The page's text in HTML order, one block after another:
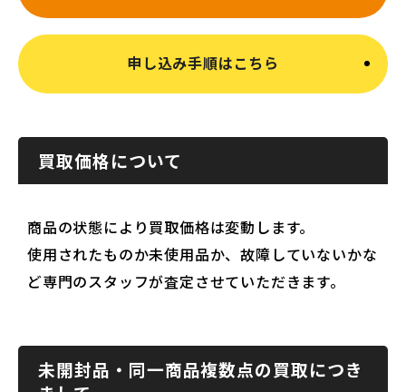
申し込み手順はこちら
買取価格について
商品の状態により買取価格は変動します。
使用されたものか未使用品か、故障していないかな
ど専門のスタッフが査定させていただきます。
未開封品・同一商品複数点の買取につき